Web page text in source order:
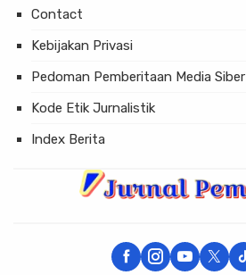
Contact
Kebijakan Privasi
Pedoman Pemberitaan Media Siber
Kode Etik Jurnalistik
Index Berita